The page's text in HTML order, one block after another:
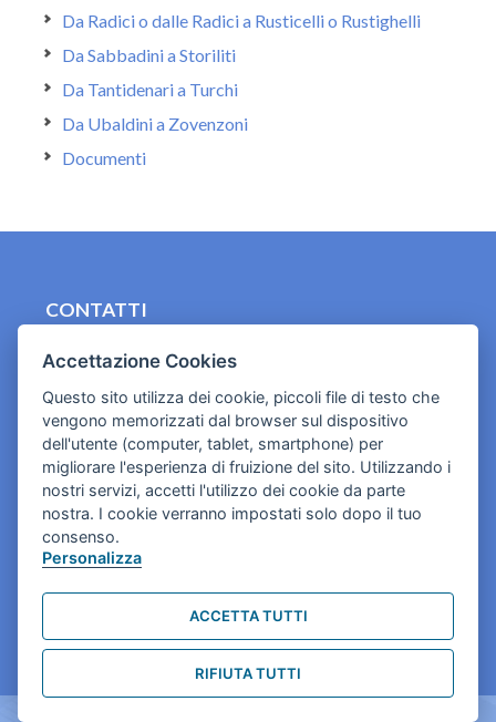
Da Radici o dalle Radici a Rusticelli o Rustighelli
Da Sabbadini a Storiliti
Da Tantidenari a Turchi
Da Ubaldini a Zovenzoni
Documenti
CONTATTI
Cookies e informativa privacy
Accettazione Cookies
Questo sito utilizza dei cookie, piccoli file di testo che
vengono memorizzati dal browser sul dispositivo
dell'utente (computer, tablet, smartphone) per
migliorare l'esperienza di fruizione del sito. Utilizzando i
nostri servizi, accetti l'utilizzo dei cookie da parte
nostra. I cookie verranno impostati solo dopo il tuo
consenso.
Personalizza
ACCETTA TUTTI
RIFIUTA TUTTI